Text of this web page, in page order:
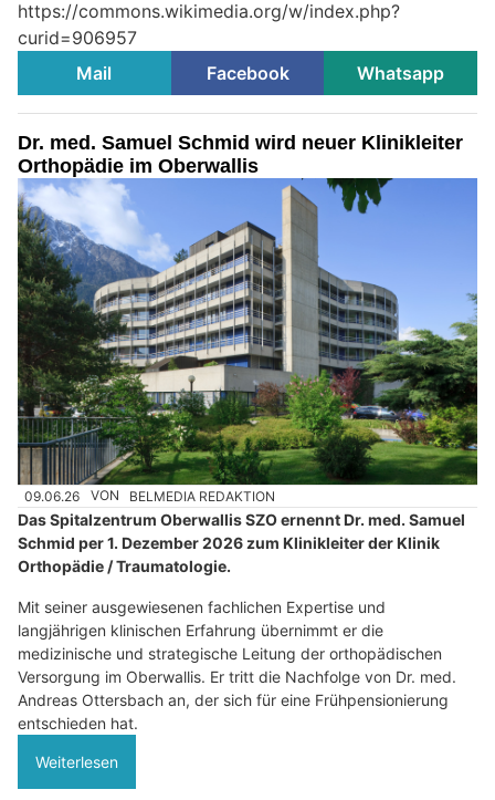
https://commons.wikimedia.org/w/index.php?
curid=906957
Mail
Facebook Whatsapp
Dr. med. Samuel Schmid wird neuer Klinikleiter
Orthopädie im Oberwallis
09.06.26 VON BELMEDIA REDAKTION
Das Spitalzentrum Oberwallis SZO ernennt Dr. med. Samuel
Schmid per 1. Dezember 2026 zum Klinikleiter der Klinik
Orthopädie / Traumatologie.
Mit seiner ausgewiesenen fachlichen Expertise und
langjährigen klinischen Erfahrung übernimmt er die
medizinische und strategische Leitung der orthopädischen
Versorgung im Oberwallis. Er tritt die Nachfolge von Dr. med.
Andreas Ottersbach an, der sich für eine Frühpensionierung
entschieden hat.
Weiterlesen